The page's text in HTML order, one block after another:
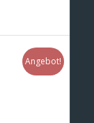
Angebot!